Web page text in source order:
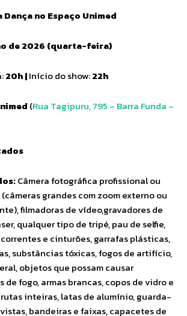
Dança no Espaço Unimed
de 2026 (quarta-feira)
20h |Início do show:22h
(Rua Tagipuru, 795 – Barra Funda –
Câmera fotográfica profissional ou
grandes com zoom externo ou
filmadoras de vídeo,gravadores de
qualquer tipo de tripé, pau de selfie,
e cinturões, garrafas plásticas,
substâncias tóxicas, fogos de artifício,
objetos que possam causar
de fogo, armas brancas, copos de vidro e
inteiras, latas de alumínio, guarda-
bandeiras e faixas, capacetes de